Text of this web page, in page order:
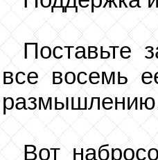
Поставьте
все восемь
Вот